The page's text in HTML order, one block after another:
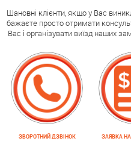
Шановні клієнти, якщо у Вас
бажаєте просто отримати
Вас і організувати виїзд наших
ЗВОРОТНИЙ ДЗВІНОК ЗАЯВКА